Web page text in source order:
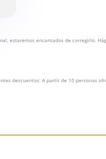
estaremos encantados de corregirlo.
descuentos: A partir de 10 personas